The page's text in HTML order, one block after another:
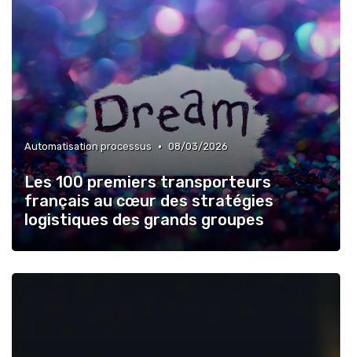
Automatisation processus • 08/03/2026
Les 100 premiers transporteurs
français au cœur des stratégies
logistiques des grands groupes